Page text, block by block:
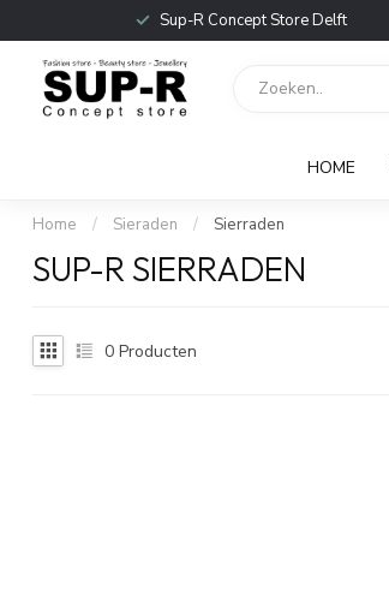
Sup-R Concept Store Delft
HOME
Home / Sieraden / Sierraden
SUP-R SIERRADEN
0 Producten